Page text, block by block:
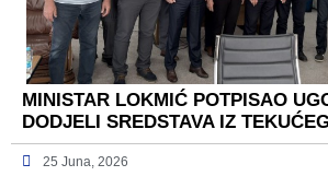
MINISTAR LOKMIĆ POTPISAO
DODJELI SREDSTAVA IZ
25 Juna, 2026